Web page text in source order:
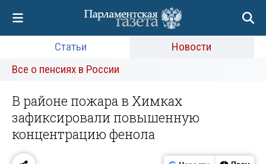
Статьи
Новости
Все о пенсиях в России
В районе пожара в Химках
зафиксировали повышенную
концентрацию фенола